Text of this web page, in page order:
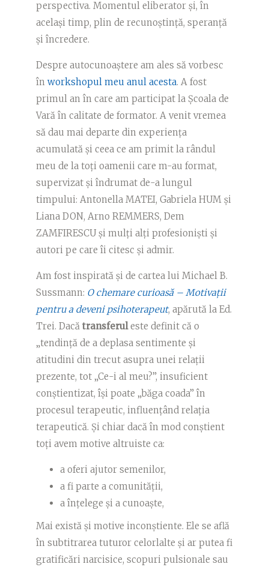
perspectiva. Momentul eliberator și, în
același timp, plin de recunoștință, speranță
și încredere.
Despre autocunoaștere am ales să vorbesc
în workshopul meu anul acesta. A fost
primul an în care am participat la Școala de
Vară în calitate de formator. A venit vremea
să dau mai departe din experiența
acumulată și ceea ce am primit la rândul
meu de la toți oamenii care m-au format,
supervizat și îndrumat de-a lungul
timpului: Antonella MATEI, Gabriela HUM și
Liana DON, Arno REMMERS, Dem
ZAMFIRESCU și mulți alți profesioniști și
autori pe care îi citesc și admir.
Am fost inspirată și de cartea lui Michael B.
Sussmann: O chemare curioasă – Motivații
pentru a deveni psihoterapeut, apărută la Ed.
Trei. Dacă transferuleste definit că o
„tendință de a deplasa sentimente și
atitudini din trecut asupra unei relații
prezente, tot „Ce-i al meu?”, insuficient
conștientizat, își poate „băga coada” în
procesul terapeutic, influențând relația
terapeutică. Și chiar dacă în mod conștient
toți avem motive altruiste ca:
a oferi ajutor semenilor,
a fi parte a comunității,
a înțelege și a cunoaște,
Mai există și motive inconștiente. Ele se află
în subtitrarea tuturor celorlalte și ar putea fi
gratificări narcisice, scopuri pulsionale sau